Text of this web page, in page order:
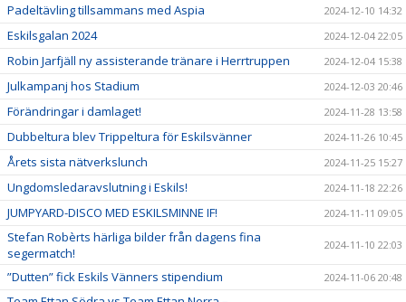
Padeltävling tillsammans med Aspia 2024-12-10 14:32
Eskilsgalan 2024 2024-12-04 22:05
Robin Jarfjäll ny assisterande tränare i Herrtruppen 2024-12-04 15:38
Julkampanj hos Stadium 2024-12-03 20:46
Förändringar i damlaget! 2024-11-28 13:58
Dubbeltura blev Trippeltura för Eskilsvänner 2024-11-26 10:45
Årets sista nätverkslunch 2024-11-25 15:27
Ungdomsledaravslutning i Eskils! 2024-11-18 22:26
JUMPYARD-DISCO MED ESKILSMINNE IF! 2024-11-11 09:05
Stefan Robèrts härliga bilder från dagens fina
segermatch!
2024-11-10 22:03
”Dutten” fick Eskils Vänners stipendium 2024-11-06 20:48